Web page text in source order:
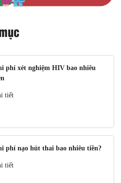
phí xét nghiệm HIV bao nhiêu
tiết
phí nạo hút thai bao nhiêu tiền?
tiết